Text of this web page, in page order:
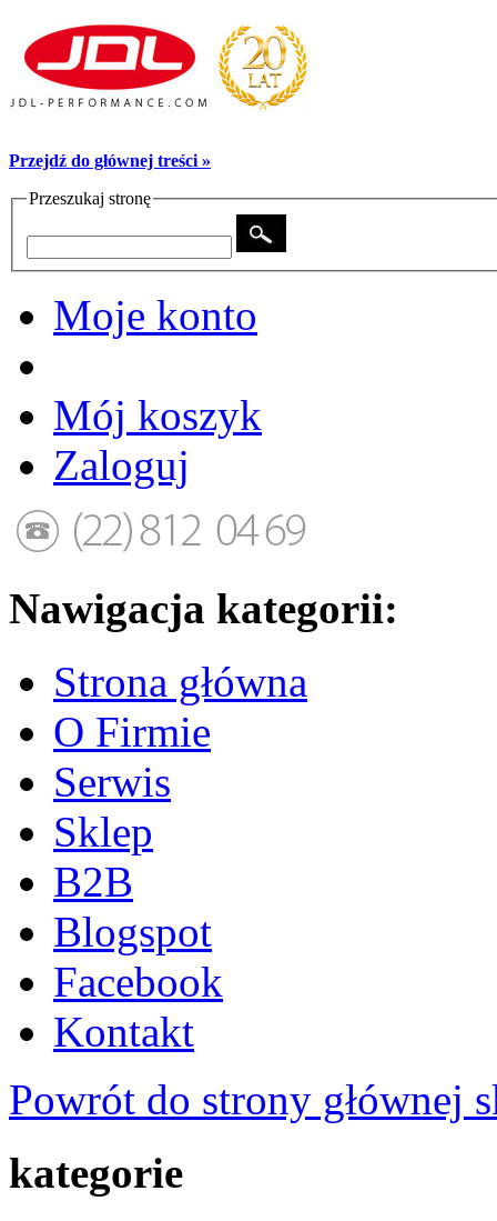
Przejdź do głównej treści »
Przeszukaj stronę
Moje konto
Mój koszyk
Zaloguj
Nawigacja kategorii:
Strona główna
O Firmie
Serwis
Sklep
B2B
Blogspot
Facebook
Kontakt
Powrót do strony głównej
kategorie